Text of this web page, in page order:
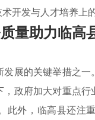
开发与人才培养
量助力临高
展的关键举措之
政府加大对重点行
此外，临高县还注